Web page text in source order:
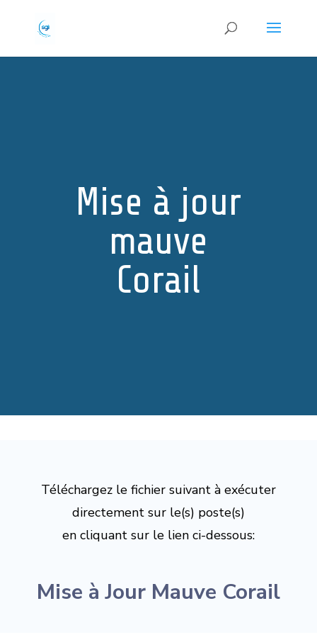
Mise à jour
mauve
Corail
Téléchargez le fichier suivant à exécuter
directement sur le(s) poste(s)
en cliquant sur le lien ci-dessous:
Mise à Jour Mauve Corail